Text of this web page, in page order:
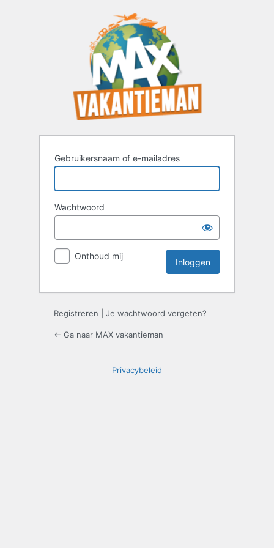
Gebruikersnaam of e-mailadres
Wachtwoord
Onthoud mij
Registreren Je wachtwoord vergeten?
← Ga naar MAX vakantieman
Privacybeleid